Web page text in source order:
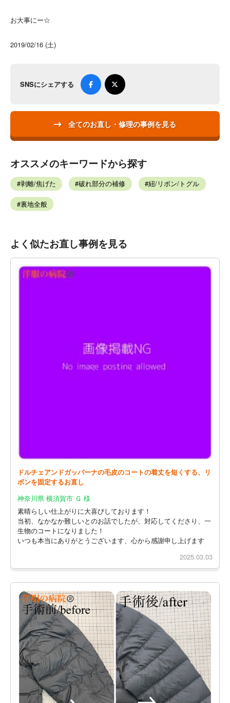
お大事にー☆
2019/02/16 (土)
SNSにシェアする
全てのお直し・修理の事例を見る
オススメのキーワードから探す
剥離/焦げた 破れ部分の補修 紐/リボン/トグル
裏地全般
よく似たお直し事例を見る
ドルチェアンドガッバーナの毛皮のコートの着丈を短くする、リ
ボンを固定するお直し
神奈川県 横須賀市 Ｇ 様
素晴らしい仕上がりに大喜びしております！
当初、なかなか難しいとのお話でしたが、対応してくださり、一
生物のコートになりました！
いつも本当にありがとうございます、心から感謝申し上げます
2025.03.03